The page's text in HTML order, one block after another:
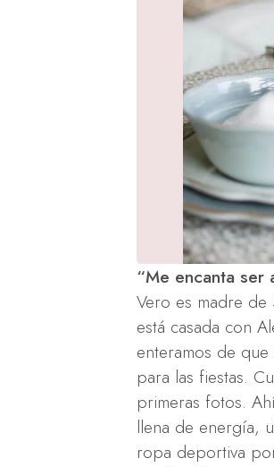
“Me encanta ser
Vero es madre de
está casada con
enteramos de
para las fiestas.
primeras fotos.
llena de energía,
ropa deportiva